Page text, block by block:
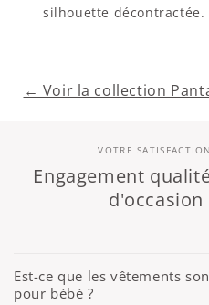
silhouette décontractée.
← Voir la collection
VOTRE
Engagement
Est-ce que les vêtements
pour bébé ?